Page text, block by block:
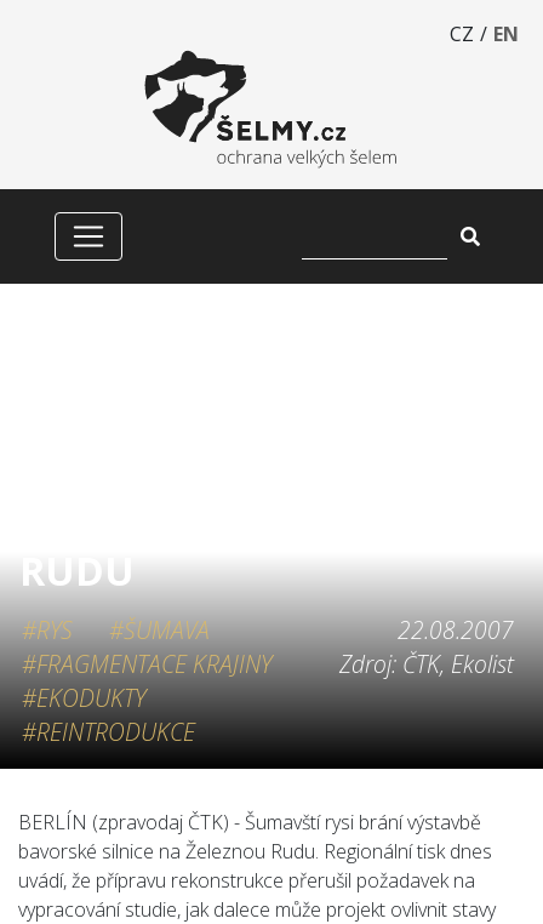
CZ / EN
RUDU
#RYS
#ŠUMAVA
#FRAGMENTACE KRAJINY
#EKODUKTY
#REINTRODUKCE
22.08.2007
Zdroj: ČTK, Ekolist
BERLÍN (zpravodaj ČTK) - Šumavští rysi brání výstavbě
bavorské silnice na Železnou Rudu. Regionální tisk dnes
uvádí, že přípravu rekonstrukce přerušil požadavek na
vypracování studie, jak dalece může projekt ovlivnit stavy